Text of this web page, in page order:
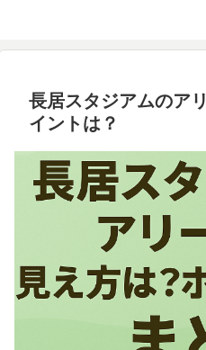
長居スタジアムのア
イントは？